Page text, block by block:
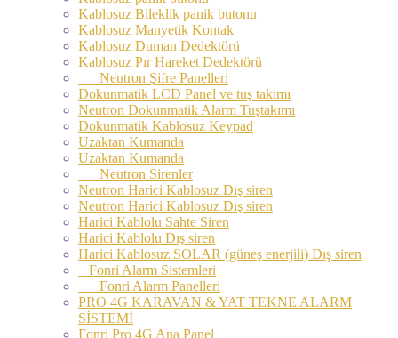
Kablosuz Bileklik panik butonu
Kablosuz Manyetik Kontak
Kablosuz Duman Dedektörü
Kablosuz Pır Hareket Dedektörü
Neutron Şifre Panelleri
Dokunmatik LCD Panel ve tuş takımı
Neutron Dokunmatik Alarm Tuştakımı
Dokunmatik Kablosuz Keypad
Uzaktan Kumanda
Uzaktan Kumanda
Neutron Sirenler
Neutron Harici Kablosuz Dış siren
Neutron Harici Kablosuz Dış siren
Harici Kablolu Sahte Siren
Harici Kablolu Dış siren
Harici Kablosuz SOLAR (güneş enerjili) Dış siren
Fonri Alarm Sistemleri
Fonri Alarm Panelleri
PRO 4G KARAVAN & YAT TEKNE ALARM
SİSTEMİ
Fonri Pro 4G Ana Panel